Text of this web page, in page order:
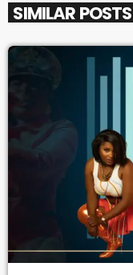
SIMILAR POSTS